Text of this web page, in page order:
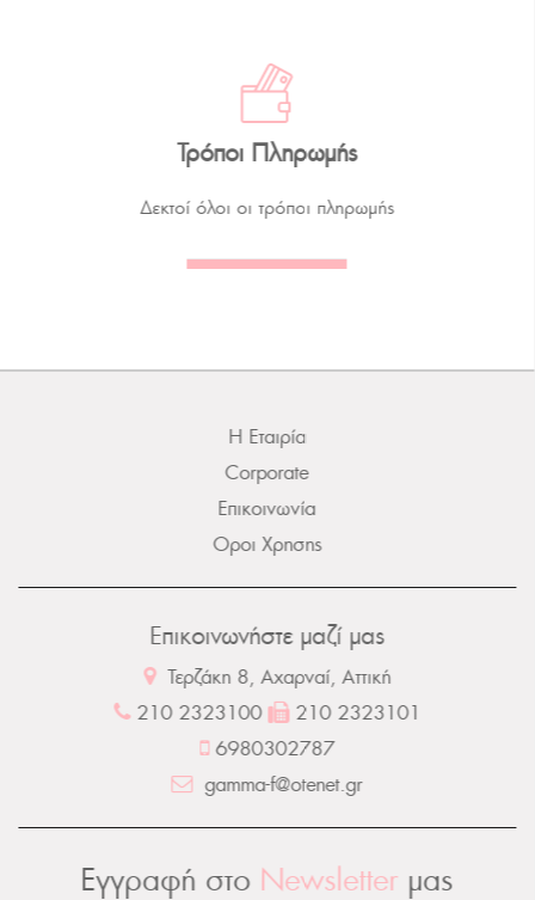
Τρόποι Πληρωμής
Δεκτοί όλοι οι τρόποι πληρωμής
Η Εταιρία
Corporate
Επικοινωνία
Οροι Χρησης
Επικοινωνήστε μαζί μας
Τερζάκη 8, Αχαρναί, Αττική
210 2323100
210 2323101
6980302787
gamma-f@otenet.gr
Εγγραφή στο Newsletter μας